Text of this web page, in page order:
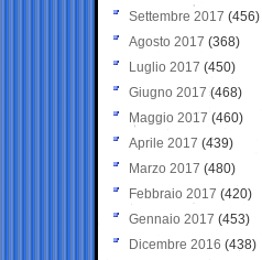
Settembre 2017 (456)
Agosto 2017 (368)
Luglio 2017 (450)
Giugno 2017 (468)
Maggio 2017 (460)
Aprile 2017 (439)
Marzo 2017 (480)
Febbraio 2017 (420)
Gennaio 2017 (453)
Dicembre 2016 (438)